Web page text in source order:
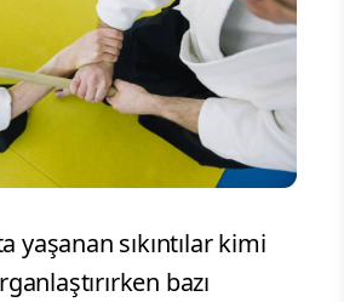
yaşanan sıkıntılar kimi
bazı